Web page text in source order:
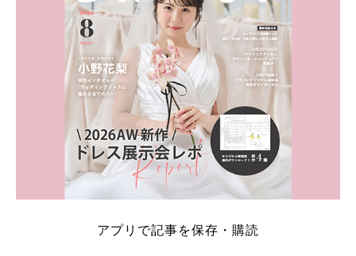
アプリで記事を保存・購読